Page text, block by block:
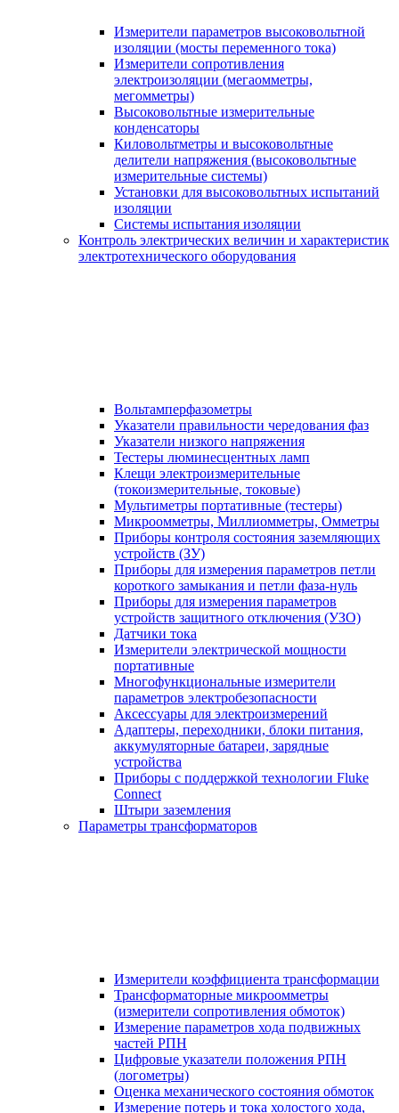
Измерители параметров высоковольтной
изоляции (мосты переменного тока)
Измерители сопротивления
электроизоляции (мегаомметры,
мегомметры)
Высоковольтные измерительные
конденсаторы
Киловольтметры и высоковольтные
делители напряжения (высоковольтные
измерительные системы)
Установки для высоковольтных испытаний
изоляции
Системы испытания изоляции
Контроль электрических величин и характеристик
электротехнического оборудования
Вольтамперфазометры
Указатели правильности чередования фаз
Указатели низкого напряжения
Тестеры люминесцентных ламп
Клещи электроизмерительные
(токоизмерительные, токовые)
Мультиметры портативные (тестеры)
Микроомметры, Миллиомметры, Омметры
Приборы контроля состояния заземляющих
устройств (ЗУ)
Приборы для измерения параметров петли
короткого замыкания и петли фаза-нуль
Приборы для измерения параметров
устройств защитного отключения (УЗО)
Датчики тока
Измерители электрической мощности
портативные
Многофункциональные измерители
параметров электробезопасности
Аксессуары для электроизмерений
Адаптеры, переходники, блоки питания,
аккумуляторные батареи, зарядные
устройства
Приборы с поддержкой технологии Fluke
Connect
Штыри заземления
Параметры трансформаторов
Измерители коэффициента трансформации
Трансформаторные микроомметры
(измерители сопротивления обмоток)
Измерение параметров хода подвижных
частей РПН
Цифровые указатели положения РПН
(логометры)
Оценка механического состояния обмоток
Измерение потерь и тока холостого хода,